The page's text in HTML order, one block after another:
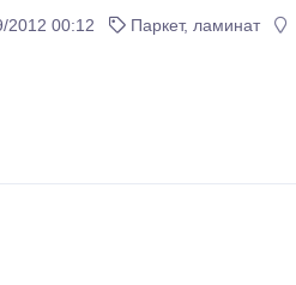
2012 00:12
Паркет, ламинат